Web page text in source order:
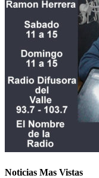
Noticias Mas Vistas